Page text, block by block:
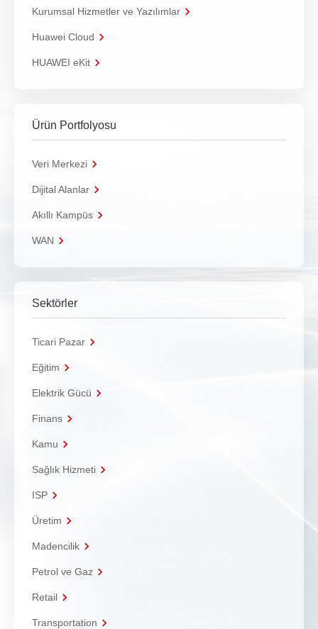
Kurumsal Hizmetler ve Yazılımlar
Huawei Cloud
HUAWEI eKit
Ürün Portfolyosu
Veri Merkezi
Dijital Alanlar
Akıllı Kampüs
WAN
Sektörler
Ticari Pazar
Eğitim
Elektrik Gücü
Finans
Kamu
Sağlık Hizmeti
ISP
Üretim
Madencilik
Petrol ve Gaz
Retail
Transportation